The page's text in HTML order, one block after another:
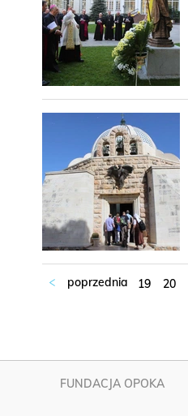
19 20
FUNDACJA OPOKA